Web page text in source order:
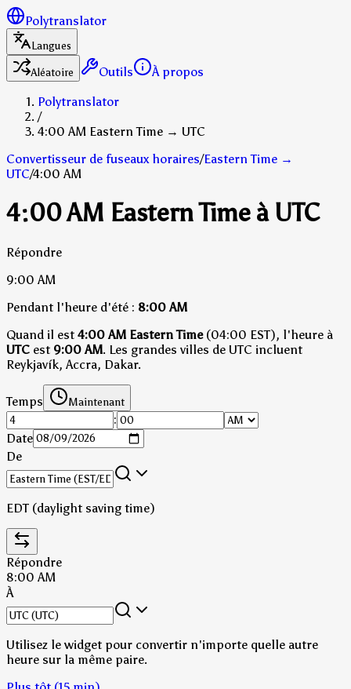
Polytranslator
Langues
Aléatoire
Outils
À propos
Polytranslator
/
4:00 AM Eastern Time → UTC
Convertisseur de fuseaux horaires/Eastern Time →
UTC/4:00 AM
4:00 AM Eastern Time à UTC
Répondre
9:00 AM
Pendant l'heure d'été : 8:00 AM
Quand il est 4:00 AM Eastern Time(04:00 EST), l'heure à
UTC est 9:00 AM. Les grandes villes de UTC incluent
Reykjavík, Accra, Dakar.
Temps Maintenant
:
Date
De
EDT (daylight saving time)
Répondre
8:00 AM
À
Utilisez le widget pour convertir n'importe quelle autre
heure sur la même paire.